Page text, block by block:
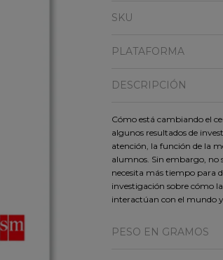
SKU
PLATAFORMA
DESCRIPCIÓN
Cómo está cambiando el
algunos resultados de
atención, la función de la
alumnos. Sin embargo, no
necesita más tiempo para
investigación sobre cómo
interactúan con el mundo y
PESO EN GRAMOS